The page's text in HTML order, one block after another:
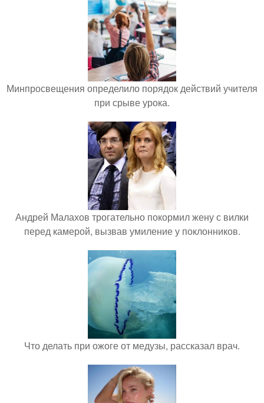
Минпросвещения определило порядок действий учителя
при срыве урока.
Андрей Малахов трогательно покормил жену с вилки
перед камерой, вызвав умиление у поклонников.
Что делать при ожоге от медузы, рассказал врач.